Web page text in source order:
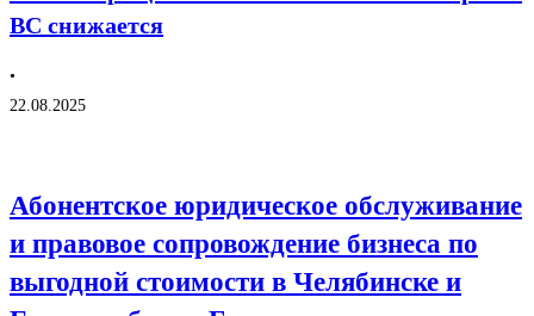
ВС снижается
•
22.08.2025
Абонентское юридическое обслуживание
и правовое сопровождение бизнеса по
выгодной стоимости в Челябинске и